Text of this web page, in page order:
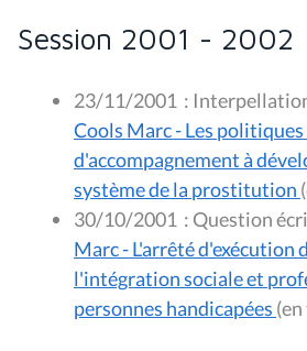
Session 2001 - 2002
23/11/2001 :
Cools Marc - Les
d'accompagnement à
système de la prostitution
30/10/2001 :
Marc - L'arrêté d'exécution
l'intégration sociale et
personnes handicapées